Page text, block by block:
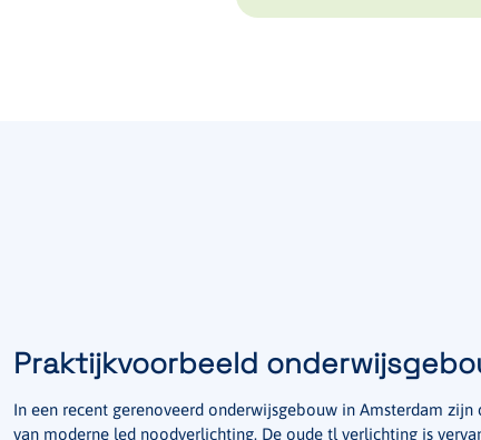
Praktijkvoorbeeld
In een recent gerenoveerd onderwijsgebouw in Amsterdam
van moderne led noodverlichting. De oude tl verlichting is